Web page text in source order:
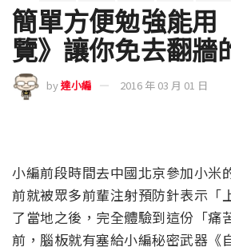
簡單方便勉強能
覽》讓你免去翻牆
by達小編 2016 年 03 月 01 日
小編前段時間去中國北京參加小米
前就被眾多前輩注射預防針表示「
了當地之後，完全體驗到這份「痛
前，腦板就有塞給小編秘密武器《